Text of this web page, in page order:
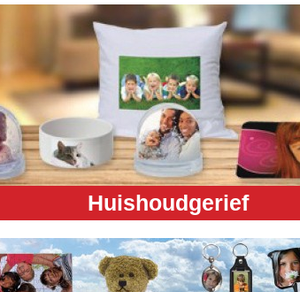
Huishoudgerief